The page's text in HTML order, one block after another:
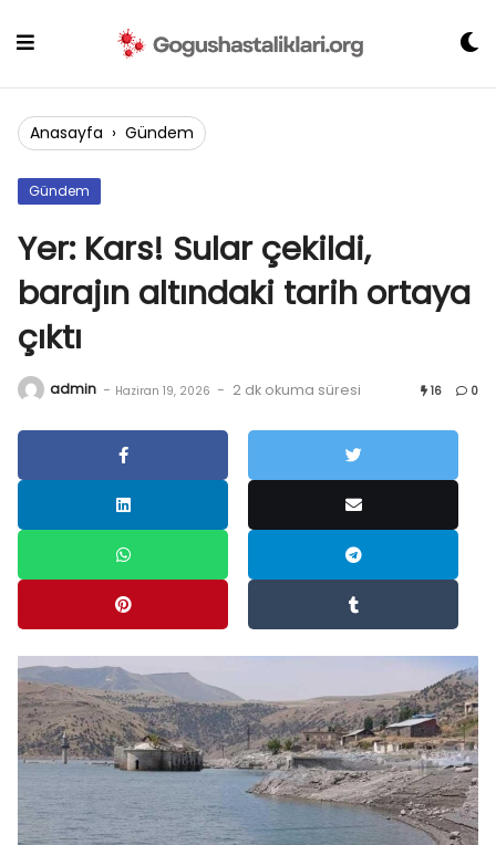
Anasayfa › Gündem
Gündem
Yer: Kars! Sular çekildi,
barajın altındaki tarih ortaya
çıktı
admin - Haziran 19, 2026 - 2 dk okuma süresi 16 0